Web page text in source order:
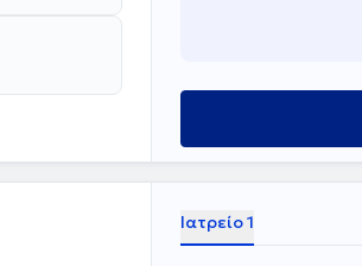
πλήθος
φίμωση
Ιατρείο 1